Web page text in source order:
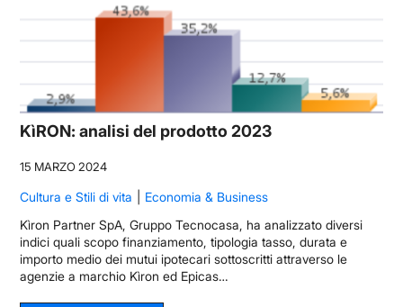
KìRON: analisi del prodotto 2023
15 MARZO 2024
Cultura e Stili di vita
Economia & Business
Kìron Partner SpA, Gruppo Tecnocasa, ha analizzato diversi
indici quali scopo finanziamento, tipologia tasso, durata e
importo medio dei mutui ipotecari sottoscritti attraverso le
agenzie a marchio Kìron ed Epicas…